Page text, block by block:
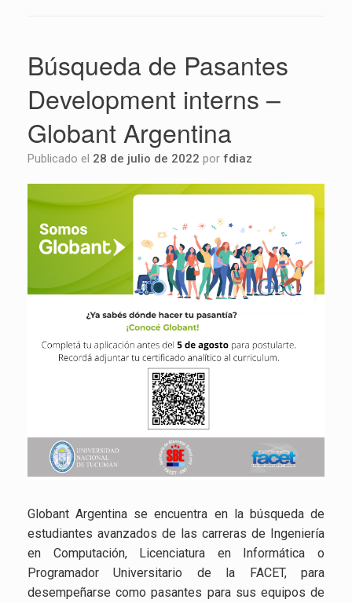
Búsqueda de Pasantes
Development interns –
Globant Argentina
Publicado el 28 de julio de 2022 por fdiaz
Globant Argentina se encuentra en la búsqueda de
estudiantes avanzados de las carreras de Ingeniería
en Computación, Licenciatura en Informática o
Programador Universitario de la FACET, para
desempeñarse como pasantes para sus equipos de